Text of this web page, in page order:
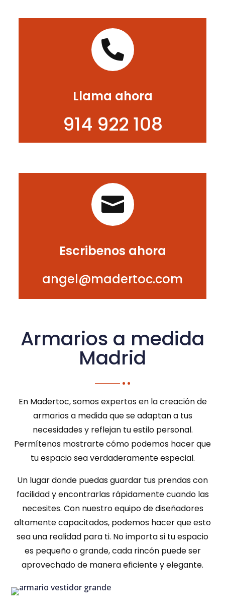

Llama ahora
914 922 108

Escribenos ahora
angel@madertoc.com
Armarios a medida
Madrid
En Madertoc, somos expertos en la creación de
armarios a medida que se adaptan a tus
necesidades y reflejan tu estilo personal.
Permítenos mostrarte cómo podemos hacer que
tu espacio sea verdaderamente especial.
Un lugar donde puedas guardar tus prendas con
facilidad y encontrarlas rápidamente cuando las
necesites. Con nuestro equipo de diseñadores
altamente capacitados, podemos hacer que esto
sea una realidad para ti. No importa si tu espacio
es pequeño o grande, cada rincón puede ser
aprovechado de manera eficiente y elegante.